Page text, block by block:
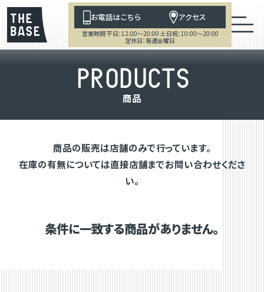
お電話はこちら アクセス
営業時間 平日：12:00～20:00 土日祝：10:00～20:00
定休日：毎週金曜日
PRODUCTS
商品
商品の販売は店舗のみで行っています。
在庫の有無については直接店舗までお問い合わせくださ
い。
条件に一致する商品がありません。